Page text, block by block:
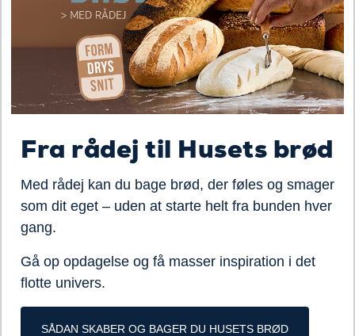
Fra rådej til Husets brød
Med rådej kan du bage brød, der føles og smager
som dit eget – uden at starte helt fra bunden hver
gang.
Gå op opdagelse og få masser inspiration i det
flotte univers.
SÅDAN SKABER OG BAGER DU HUSETS BRØD